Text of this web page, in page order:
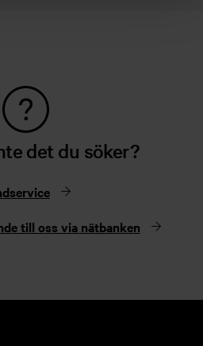
det du söker?
till oss via nätbanken